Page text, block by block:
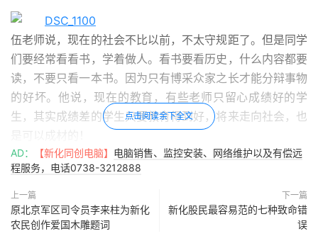
伍老师说，现在的社会不比以前，不太守规距了。但是同学
们要经常看看书，学着做人。看书要看历史，什么内容都要
读，不要只看一本书。因为只有博采众家之长才能分辩事物
的好坏。他说，现在的教育，有些老师只留心成绩好的学
生，其实成绩差的学生只要教育得到好，将来走向社会，也
他说，搞好家庭，主要是搞好夫妻关系。一个家庭就是
两口子的事情，大家要能包容和体贴，对孩子和老人就是最
大的安慰了！老人只有看到家庭和气，他们才开心。孩子只
有看到父母和合，他们才上进！
点击阅读余下全文
AD： 【新化同创电脑】 电脑销售、监控安装、网络维护以及有偿远
程服务，电话0738-3212888
上一篇
原北京军区司令员李来柱为新化
农民创作爱国木雕题词
下一篇
新化股民最容易范的七种致命错
误